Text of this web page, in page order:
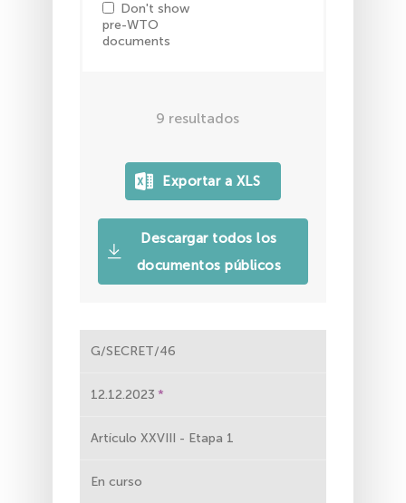
Don't show
pre-WTO
documents
9 resultados
Descargar todos los
documentos públicos
G/SECRET/46
12.12.2023
Artículo XXVIII - Etapa 1
En curso